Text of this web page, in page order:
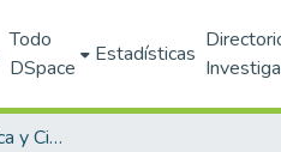
Todo
DSpace
Estadísticas
Producción Académica y Científica